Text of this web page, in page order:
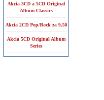
Akcia 3CD a 5CD Original
Album Classics
Akcia 2CD Pop/Rock za 9,50
Akcia 5CD Original Album
Series